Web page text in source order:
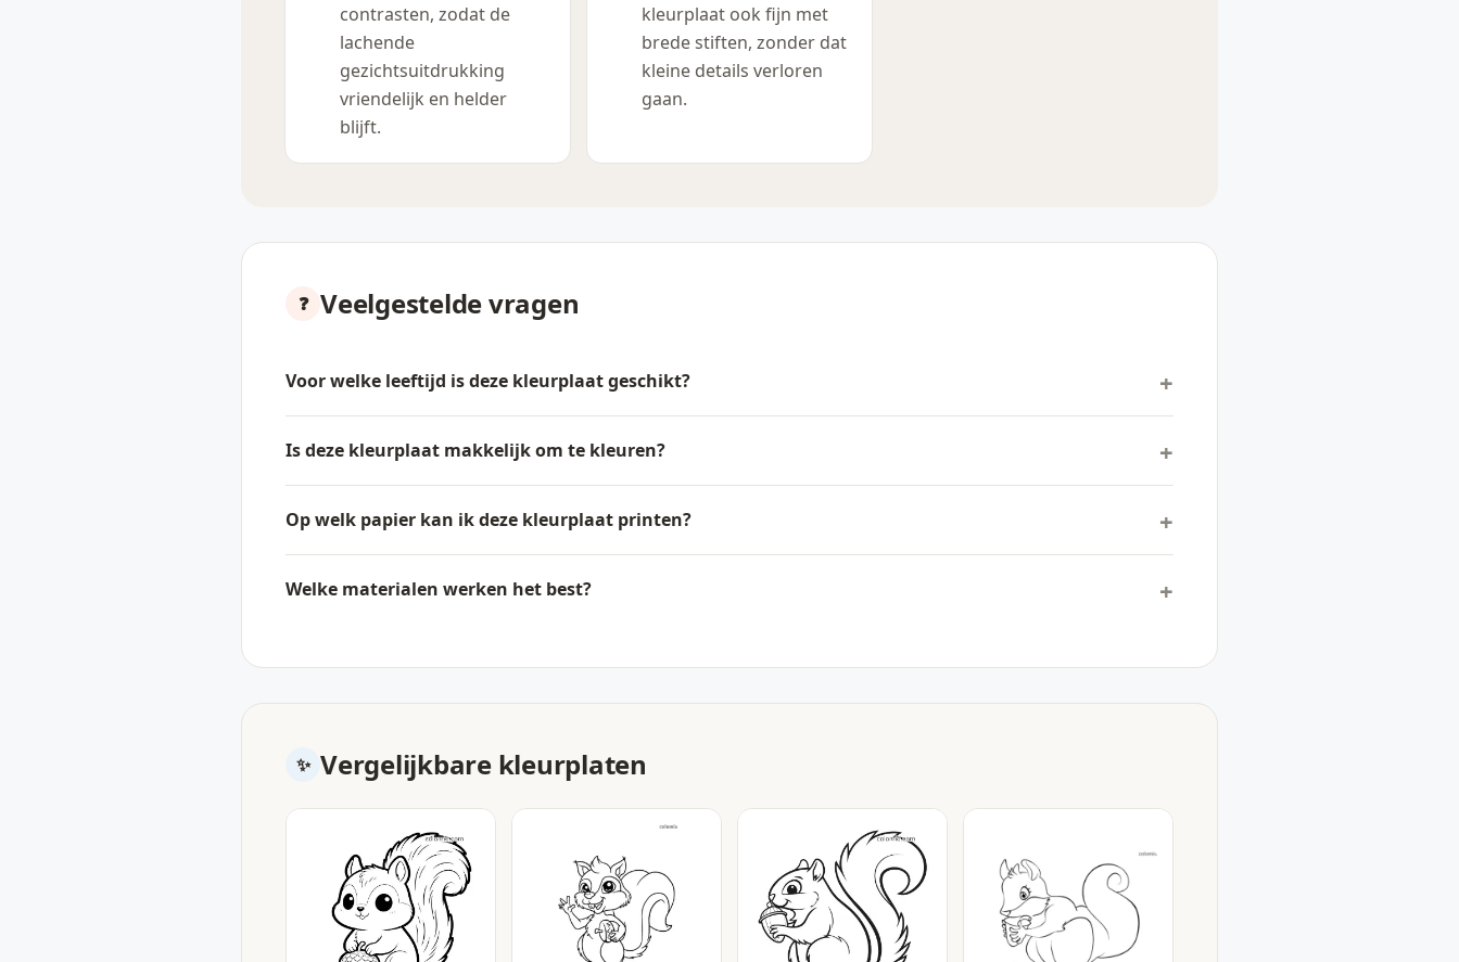
contrasten, zodat de
lachende
gezichtsuitdrukking
vriendelijk en helder
blijft.
kleurplaat ook fijn met
brede stiften, zonder dat
kleine details verloren
gaan.
Veelgestelde vragen
Voor welke leeftijd is deze kleurplaat geschikt?
Is deze kleurplaat makkelijk om te kleuren?
Op welk papier kan ik deze kleurplaat printen?
Welke materialen werken het best?
Vergelijkbare kleurplaten